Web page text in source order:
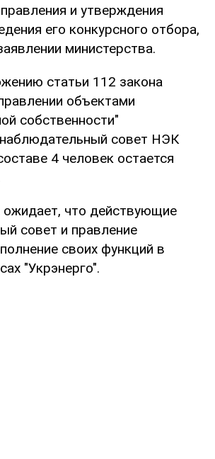
и утверждения
его конкурсного отбора,
министерства.
статьи 112 закона
объектами
собственности"
совет НЭК
4 человек остается
ожидает, что действующие
совет и правление
своих функций в
"Укрэнерго".